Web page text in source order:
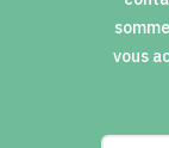
vous